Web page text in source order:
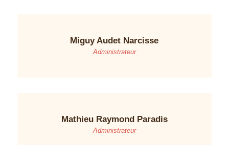
Miguy Audet Narcisse
Administrateur
Mathieu Raymond Paradis
Administrateur